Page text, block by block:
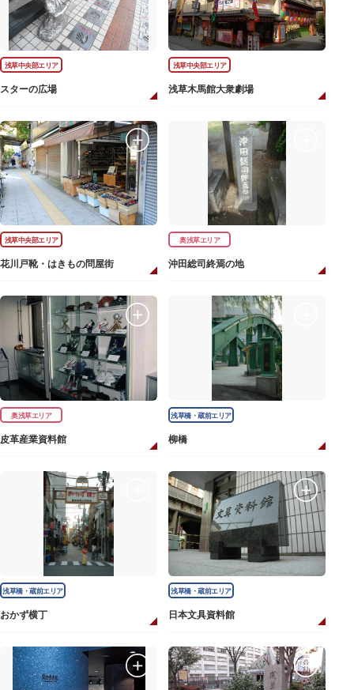
浅草中央部エリア
スターの広場
浅草中央部エリア
浅草木馬館大衆劇場
浅草中央部エリア
花川戸靴・はきもの問屋街
奥浅草エリア
沖田総司終焉の地
奥浅草エリア
皮革産業資料館
浅草橋・蔵前エリア
柳橋
浅草橋・蔵前エリア
おかず横丁
浅草橋・蔵前エリア
日本文具資料館